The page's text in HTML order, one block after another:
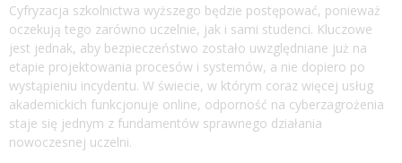
Cyfryzacja szkolnictwa wyższego będzie postępować, ponieważ
oczekują tego zarówno uczelnie, jak i sami studenci. Kluczowe
jest jednak, aby bezpieczeństwo zostało uwzględniane już na
etapie projektowania procesów i systemów, a nie dopiero po
wystąpieniu incydentu. W świecie, w którym coraz więcej usług
akademickich funkcjonuje online, odporność na cyberzagrożenia
staje się jednym z fundamentów sprawnego działania
nowoczesnej uczelni.